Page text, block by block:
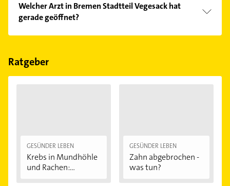
Kundenmeinungen und profitieren Sie von den
Empfehlungen. Die Suchergebnisse können Sie sich
einfach nachBewertungensortiert anzeigen lassen.
Welcher Arzt in Bremen Stadtteil Vegesack hat
gerade geöffnet?
Im Anbieter-Bereich finden Sie alleÖffnungszeiten.
Feiertagen abweichen können.
Ratgeber
GESÜNDER LEBEN
Krebs in Mundhöhle
und Rachen:...
GESÜNDER LEBEN
Zahn abgebrochen -
was tun?